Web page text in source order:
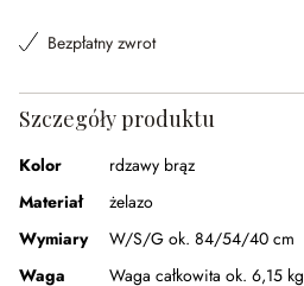
Bezpłatny zwrot
Szczegóły produktu
Kolor
rdzawy brąz
Materiał
żelazo
Wymiary
W/S/G ok. 84/54/40 cm
Waga
Waga całkowita ok. 6,15 kg